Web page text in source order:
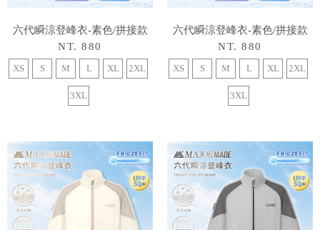
六代瞬涼登峰衣-素色/拼接款
NT. 880
XS S M L XL 2XL
3XL
六代瞬涼登峰衣-素色/拼接款
NT. 880
XS S M L XL 2XL
3XL